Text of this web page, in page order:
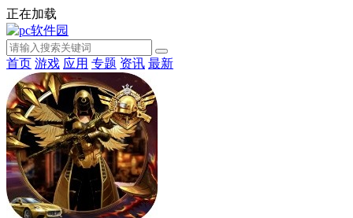
正在加载
首页 游戏 应用 专题 资讯 最新